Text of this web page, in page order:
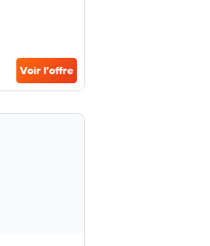
Voir l’offre